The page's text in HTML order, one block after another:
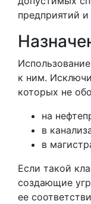
предприятий
к ним.
которых не
на
в
в
Если такой
создающие
ее